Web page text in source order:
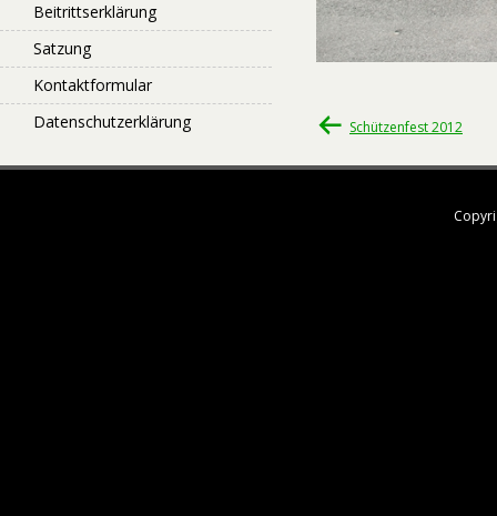
Schützenfest 2012
Beitrittserklärung
Satzung
Kontaktformular
Datenschutzerklärung